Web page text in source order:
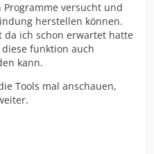
versucht und
herstellen können.
ich schon erwartet hatte
funktion auch
kann.
Tools mal anschauen,